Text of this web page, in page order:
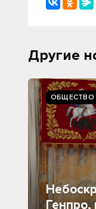
Другие
ОБЩЕСТВО